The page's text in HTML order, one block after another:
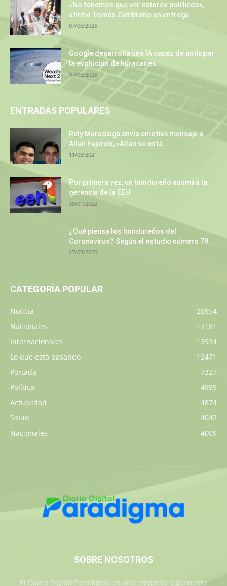
«No tenemos que ver colores políticos»,
afirma Tomás Zambrano en entrega...
07/08/2026
Google desarrolla una IA capaz de anticipar
la evolución de huracanes...
07/08/2026
ENTRADAS POPULARES
Rely Maradiaga envía emotivo mensaje a
Allan Fajardo, «Allan se está...
11/08/2021
Por primera vez, un hondureño asumirá la
gerencia de la EEH
30/01/2022
¿Qué piensa los hondureños del
Coronavirus? Según el estudio número 79...
27/03/2020
CATEGORÍA POPULAR
Noticia
20954
Nacionales
17181
Internacionales
13934
Lo que está pasando
12471
Portada
7327
Política
4999
Actualidad
4874
Salud
4042
Nacionales
4009
SOBRE NOSOTROS
El Diario Digital Paradigma es una empresa legalmente